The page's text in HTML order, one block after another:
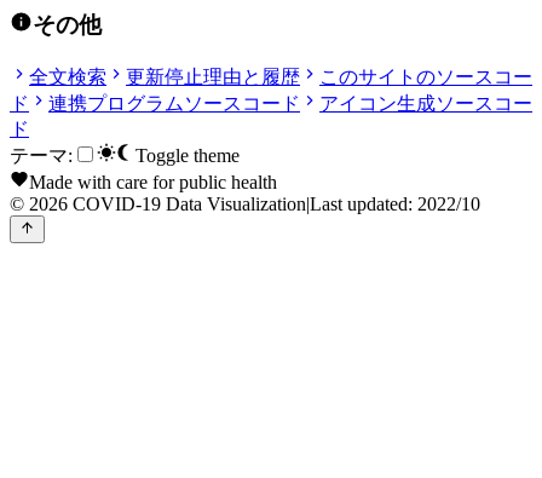
その他
全文検索 更新停止理由と履歴
このサイトのソースコー
ド
連携プログラムソースコード
アイコン生成ソースコー
ド
テーマ:
Toggle theme
Made with care for public health
© 2026 COVID-19 Data Visualization|Last updated: 2022/10